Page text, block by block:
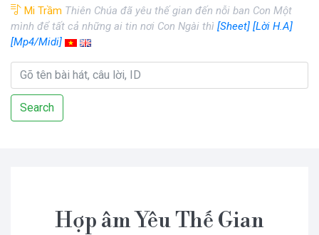
Mi Trầm Thiên Chúa đã yêu thế gian đến nỗi ban Con Một
mình để tất cả những ai tin nơi Con Ngài thì [Sheet] [Lời H.A]
[Mp4/Midi]
Search
Hợp âm Yêu Thế Gian